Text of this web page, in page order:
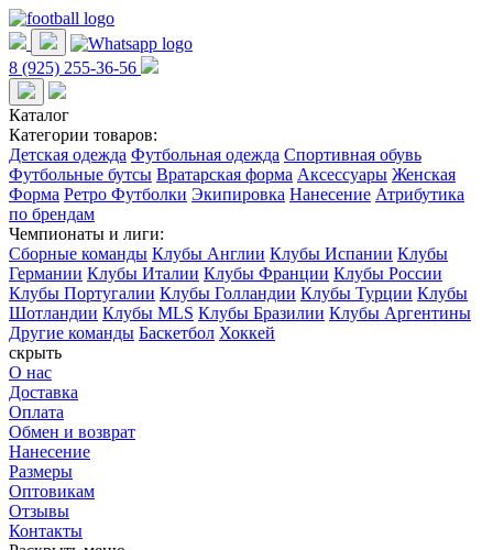
8 (925) 255-36-56
Каталог
Категории товаров:
Детская одежда Футбольная одежда Спортивная обувь
Футбольные бутсы Вратарская форма Аксессуары Женская
Форма Ретро Футболки Экипировка Нанесение Атрибутика
по брендам
Чемпионаты и лиги:
Сборные команды Клубы Англии Клубы Испании Клубы
Германии Клубы Италии Клубы Франции Клубы России
Клубы Португалии Клубы Голландии Клубы Турции Клубы
Шотландии Клубы MLS Клубы Бразилии Клубы Аргентины
Другие команды Баскетбол Хоккей
скрыть
О нас
Доставка
Оплата
Обмен и возврат
Нанесение
Размеры
Оптовикам
Отзывы
Контакты